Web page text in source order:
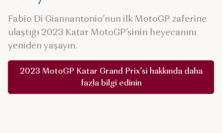
Fabio Di Giannantonio’nun ilk MotoGP zaferine
ulaştığı 2023 Katar MotoGP’sinin heyecanını
yeniden yaşayın.
2023 MotoGP Katar Grand Prix’si hakkında daha
fazla bilgi edinin